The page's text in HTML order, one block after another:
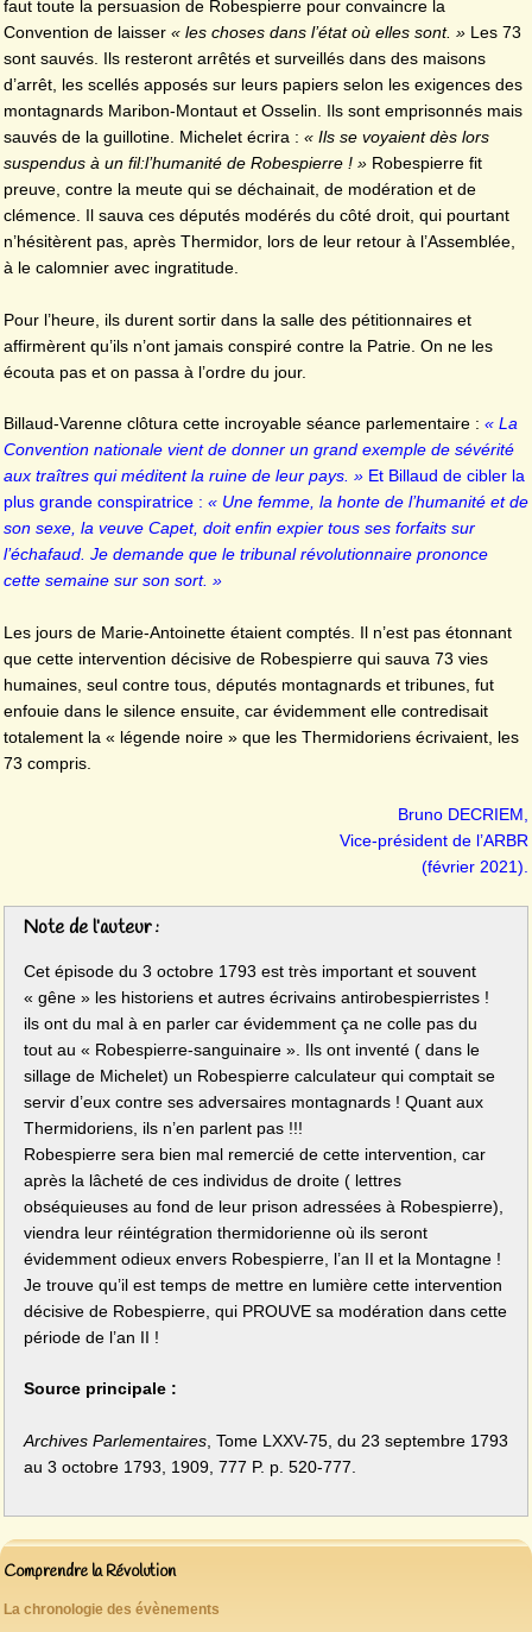
faut toute la persuasion de Robespierre pour convaincre la
Convention de laisser « les choses dans l’état où elles sont. » Les 73
sont sauvés. Ils resteront arrêtés et surveillés dans des maisons
d’arrêt, les scellés apposés sur leurs papiers selon les exigences des
montagnards Maribon-Montaut et Osselin. Ils sont emprisonnés mais
sauvés de la guillotine. Michelet écrira : « Ils se voyaient dès lors
suspendus à un fil:l’humanité de Robespierre ! » Robespierre fit
preuve, contre la meute qui se déchainait, de modération et de
clémence. Il sauva ces députés modérés du côté droit, qui pourtant
n’hésitèrent pas, après Thermidor, lors de leur retour à l’Assemblée,
à le calomnier avec ingratitude.
Pour l’heure, ils durent sortir dans la salle des pétitionnaires et
affirmèrent qu’ils n’ont jamais conspiré contre la Patrie. On ne les
écouta pas et on passa à l’ordre du jour.
Billaud-Varenne clôtura cette incroyable séance parlementaire : « La
Convention nationale vient de donner un grand exemple de sévérité
aux traîtres qui méditent la ruine de leur pays. » Et Billaud de cibler la
plus grande conspiratrice : « Une femme, la honte de l’humanité et de
son sexe, la veuve Capet, doit enfin expier tous ses forfaits sur
l’échafaud. Je demande que le tribunal révolutionnaire prononce
cette semaine sur son sort. »
Les jours de Marie-Antoinette étaient comptés. Il n’est pas étonnant
que cette intervention décisive de Robespierre qui sauva 73 vies
humaines, seul contre tous, députés montagnards et tribunes, fut
enfouie dans le silence ensuite, car évidemment elle contredisait
totalement la « légende noire » que les Thermidoriens écrivaient, les
73 compris.
Bruno DECRIEM,
Vice-président de l’ARBR
(février 2021).
Note de l’auteur :
Cet épisode du 3 octobre 1793 est très important et souvent
« gêne » les historiens et autres écrivains antirobespierristes !
ils ont du mal à en parler car évidemment ça ne colle pas du
tout au « Robespierre-sanguinaire ». Ils ont inventé ( dans le
sillage de Michelet) un Robespierre calculateur qui comptait se
servir d’eux contre ses adversaires montagnards ! Quant aux
Thermidoriens, ils n’en parlent pas !!!
Robespierre sera bien mal remercié de cette intervention, car
après la lâcheté de ces individus de droite ( lettres
obséquieuses au fond de leur prison adressées à Robespierre),
viendra leur réintégration thermidorienne où ils seront
évidemment odieux envers Robespierre, l’an II et la Montagne !
Je trouve qu’il est temps de mettre en lumière cette intervention
décisive de Robespierre, qui PROUVE sa modération dans cette
période de l’an II !
Source principale :
Archives Parlementaires , Tome LXXV-75, du 23 septembre 1793
au 3 octobre 1793, 1909, 777 P. p. 520-777.
Comprendre la Révolution
La chronologie des évènements